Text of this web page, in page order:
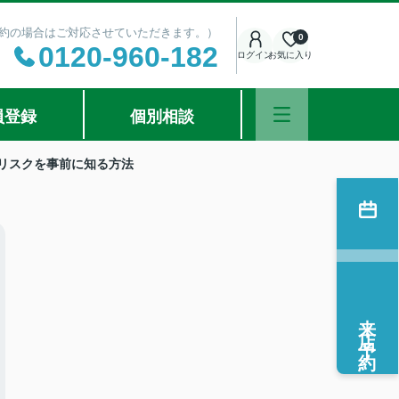
場合はご対応させていただきます。）
0120-960-182 ログインお気に入り
0
登録 個別相談
スクを事前に知る方法
来店予約